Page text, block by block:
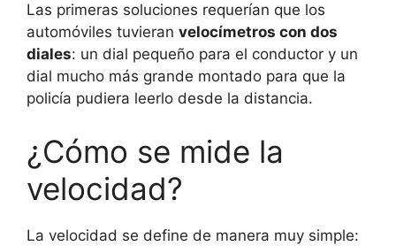
Las primeras soluciones requerían que los
automóviles tuvieran velocímetros con dos
diales: un dial pequeño para el conductor y un
dial mucho más grande montado para que la
policía pudiera leerlo desde la distancia.
¿Cómo se mide la
velocidad?
La velocidad se define de manera muy simple: